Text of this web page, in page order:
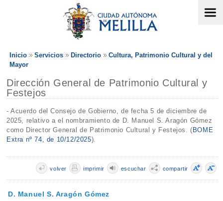
Inicio Servicios Directorio
Cultura, Patrimonio Cultural y del
Mayor
Dirección General de Patrimonio Cultural y
Festejos
- Acuerdo del Consejo de Gobierno, de fecha 5 de diciembre de
2025, relativo a el nombramiento de D. Manuel S. Aragón Gómez
como Director General de Patrimonio Cultural y Festejos. ( BOME
Extra nº 74, de 10/12/2025).
compartir
escuchar
imprimir
volver
D. Manuel S. Aragón Gómez